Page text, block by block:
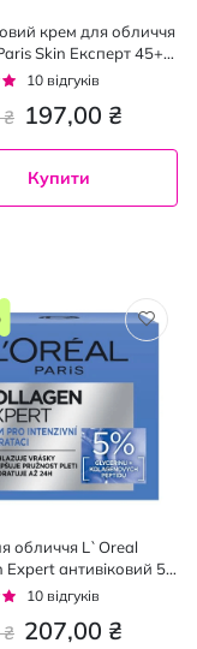
крем для обличчя
Skin Експерт 45+
мл
10 відгуків
197,00 ₴
₴
Купити
обличчя L`Oreal
Expert антивіковий 50
10 відгуків
207,00 ₴
₴